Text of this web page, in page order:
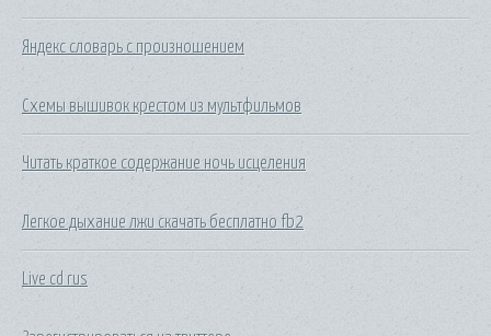
Яндекс словарь с произношением
Схемы вышивок крестом из мультфильмов
Читать краткое содержание ночь исцеления
Легкое дыхание лжи скачать бесплатно fb2
Live cd rus